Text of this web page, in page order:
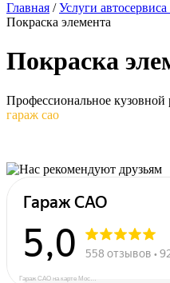
Главная /Услуги
Покраска элемента
Покраска
Профессиональное
гараж сао
Гараж САО на карте Москвы — Яндекс Карты